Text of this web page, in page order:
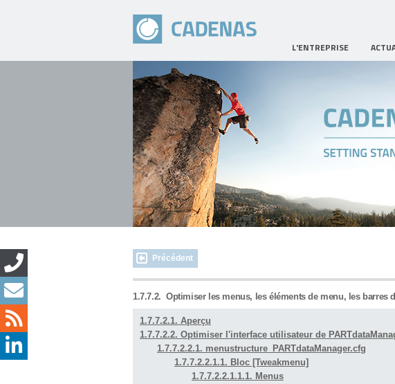
L'ENTREPRISE
Précédent
1.7.7.2. Optimiser les menus, les éléments de menu, les barres
1.7.7.2.1. Aperçu
1.7.7.2.2. Optimiser l'interface utilisateur de
1.7.7.2.2.1. menustructure_PARTdataManager.cfg
1.7.7.2.2.1.1. Bloc [Tweakmenu]
1.7.7.2.2.1.1.1. Menus